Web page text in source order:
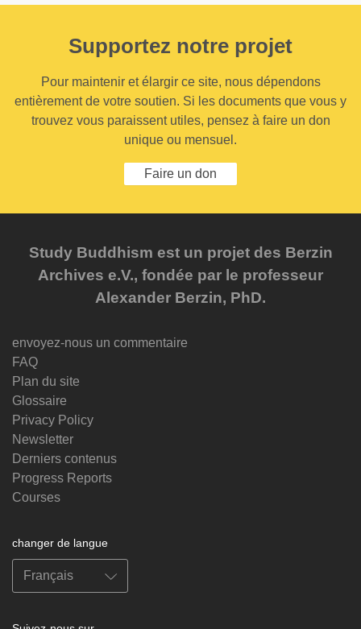
Supportez notre projet
Pour maintenir et élargir ce site, nous dépendons
entièrement de votre soutien. Si les documents que vous y
trouvez vous paraissent utiles, pensez à faire un don
unique ou mensuel.
Faire un don
Study Buddhism est un projet des Berzin
Archives e.V., fondée par le professeur
Alexander Berzin, PhD.
envoyez-nous un commentaire
FAQ
Plan du site
Glossaire
Privacy Policy
Newsletter
Derniers contenus
Progress Reports
Courses
changer de langue